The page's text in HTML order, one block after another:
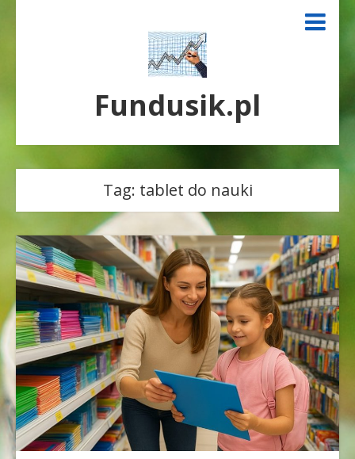
Fundusik.pl
Tag: tablet do nauki